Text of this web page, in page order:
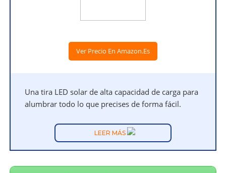
Ver Precio En Amazon.es
Una tira LED solar de alta capacidad de carga para
alumbrar todo lo que precises de forma fácil.
LEER MÁS